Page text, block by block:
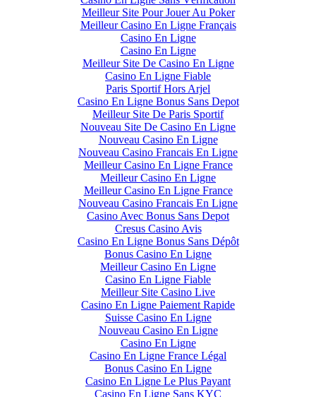
Meilleur Site Pour Jouer Au Poker
Meilleur Casino En Ligne Français
Casino En Ligne
Casino En Ligne
Meilleur Site De Casino En Ligne
Casino En Ligne Fiable
Paris Sportif Hors Arjel
Casino En Ligne Bonus Sans Depot
Meilleur Site De Paris Sportif
Nouveau Site De Casino En Ligne
Nouveau Casino En Ligne
Nouveau Casino Francais En Ligne
Meilleur Casino En Ligne France
Meilleur Casino En Ligne
Meilleur Casino En Ligne France
Nouveau Casino Francais En Ligne
Casino Avec Bonus Sans Depot
Cresus Casino Avis
Casino En Ligne Bonus Sans Dépôt
Bonus Casino En Ligne
Meilleur Casino En Ligne
Casino En Ligne Fiable
Meilleur Site Casino Live
Casino En Ligne Paiement Rapide
Suisse Casino En Ligne
Nouveau Casino En Ligne
Casino En Ligne
Casino En Ligne France Légal
Bonus Casino En Ligne
Casino En Ligne Le Plus Payant
Casino En Ligne Sans KYC